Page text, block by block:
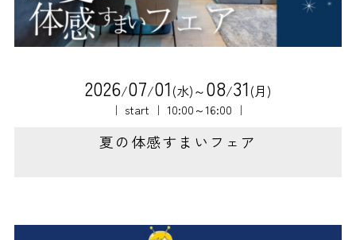
2026/07/01(水)～08/31(月)
｜ start ｜ 10:00～16:00 ｜
夏の体感すまいフェア